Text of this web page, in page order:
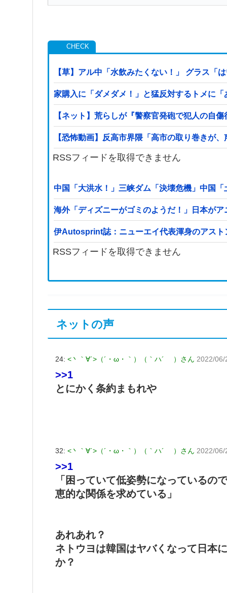
【草】アル中「水飲みたくない！」 グラス「
家購入に「ダメダメ！」と猛反対するトメに
【ネット】荒らしが『警察官発砲で犯人の自
【恐怖動画】反高市界隈「高市の取り巻きが
RSSフィードを取得できません
中国「大洪水！」三峡ダム「決壊危機」中国
海外「ディズニーがゴミのようだ！」日本が
伊Autosprint誌：ニューエイ代表渾身のアス
RSSフィードを取得できません
ネットの声
24: <丶｀∀´>（´・ω・｀）（｀ハ´ ）さん 2022/06/
>>1
とにかく条約まもれや
32: <丶｀∀´>（´・ω・｀）（｀ハ´ ）さん 2022/06/
>>1
「困っていて低姿勢になっているの
恵的な関係を求めている」
あれあれ？
ネトウヨは韓国はヤバくなって日本
か？